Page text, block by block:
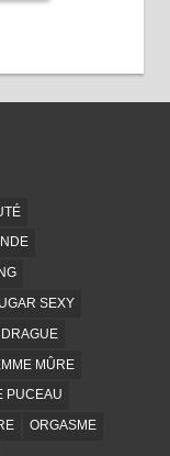
SEXY
DRAGUE
MÛRE
PUCEAU
ORGASME